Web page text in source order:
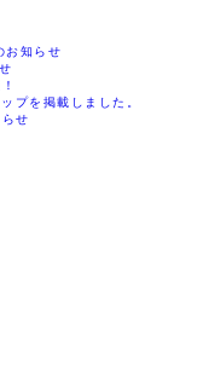
お知らせ
プを掲載しました。
せ